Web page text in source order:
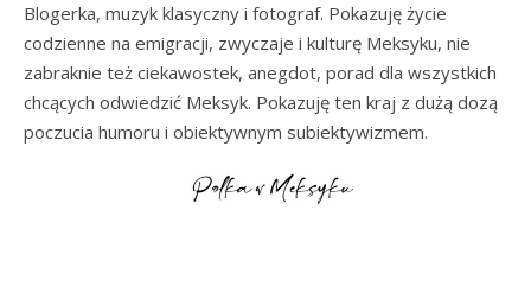
Blogerka, muzyk klasyczny i fotograf. Pokazuję życie
codzienne na emigracji, zwyczaje i kulturę Meksyku, nie
zabraknie też ciekawostek, anegdot, porad dla wszystkich
chcących odwiedzić Meksyk. Pokazuję ten kraj z dużą dozą
poczucia humoru i obiektywnym subiektywizmem.